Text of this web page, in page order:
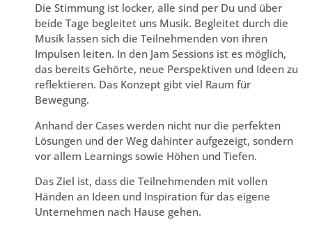
Die Stimmung ist locker, alle sind per Du und über
beide Tage begleitet uns Musik. Begleitet durch die
Musik lassen sich die Teilnehmenden von ihren
Impulsen leiten. In den Jam Sessions ist es möglich,
das bereits Gehörte, neue Perspektiven und Ideen zu
reflektieren. Das Konzept gibt viel Raum für
Bewegung.
Anhand der Cases werden nicht nur die perfekten
Lösungen und der Weg dahinter aufgezeigt, sondern
vor allem Learnings sowie Höhen und Tiefen.
Das Ziel ist, dass die Teilnehmenden mit vollen
Händen an Ideen und Inspiration für das eigene
Unternehmen nach Hause gehen.